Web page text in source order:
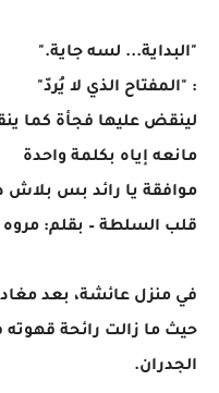
"البداية... لسه جاية."
: "المفتاح الذي لا يُردّ"
لينقض عليها فجأة كما
مانعه إياه بكلمة واحدة
موافقة يا رائد بس بلاش
قلب السلطة – بقلم: مروه
في منزل عائشة، بعد
حيث ما زالت رائحة
الجدران.